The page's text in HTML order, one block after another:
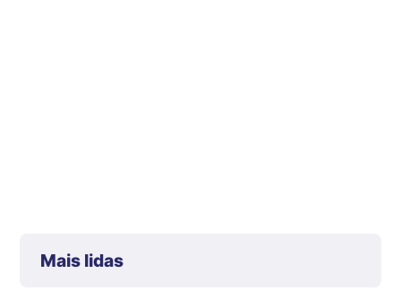
Mais lidas